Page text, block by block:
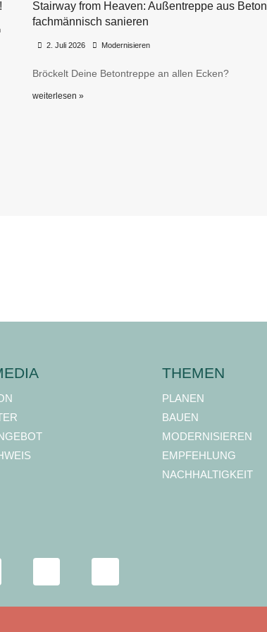
Stairway from Heaven: Außentreppe aus Beton
fachmännisch sanieren
2. Juli 2026 Modernisieren
Bröckelt Deine Betontreppe an allen Ecken?
weiterlesen »
THEMEN
PLANEN
BAUEN
MODERNISIEREN
EMPFEHLUNG
NACHHALTIGKEIT